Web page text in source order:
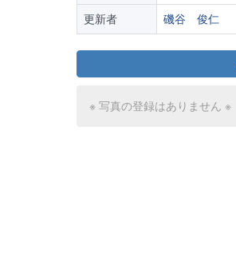
更新者
磯谷 俊仁
※ 写真の登録はありません ※